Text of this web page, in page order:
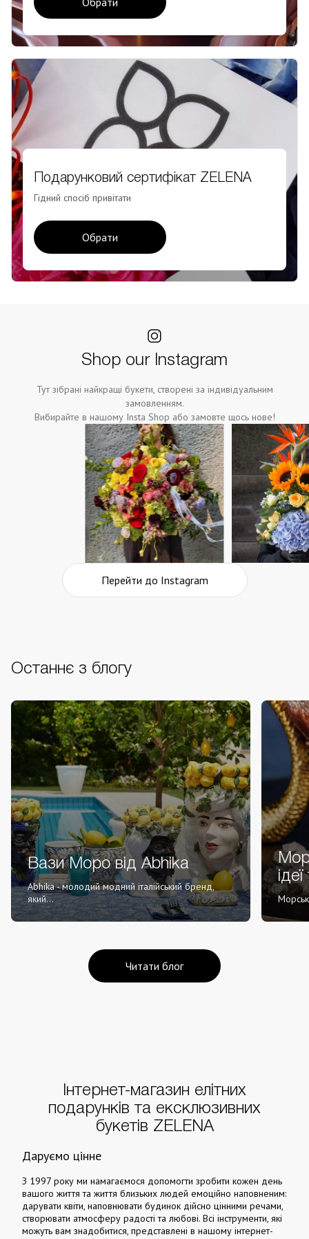
Подарунковий сертифікат ZELENA
Гідний спосіб привітати
Обрати
Shop our Instagram
Тут зібрані найкращі букети, створені за індивідуальним
замовленням.
Вибирайте в нашому Insta Shop або замовте щось нове!
Перейти до Instagram
Останнє з блогу
Вази Моро від Abhika
Abhika - молодий модний італійський бренд,
який...
Читати блог
Інтернет-магазин елітних
подарунків та ексклюзивних
букетів ZELENA
Даруємо цінне
З 1997 року ми намагаємося допомогти зробити кожен день
вашого життя та життя близьких людей емоційно наповненим:
дарувати квіти, наповнювати будинок дійсно цінними речами,
створювати атмосферу радості та любові. Всі інструменти, які
можуть вам знадобитися, представлені в нашому інтернет-